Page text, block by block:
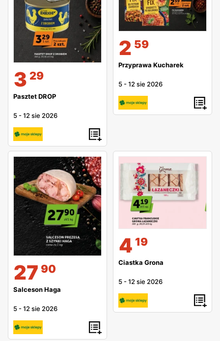
3 29
Pasztet DROP
5 -12 sie 2026
2 59
Przyprawa Kucharek
5 -12 sie 2026
27 90
Salceson Haga
5 -12 sie 2026
4 19
Ciastka Grona
5 -12 sie 2026